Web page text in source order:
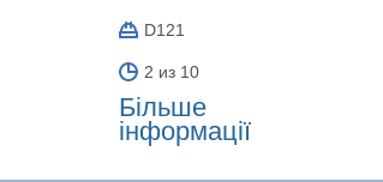
D121
2 из 10
Більше
інформації